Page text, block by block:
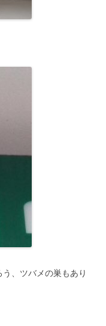
、ツバメの巣もあり